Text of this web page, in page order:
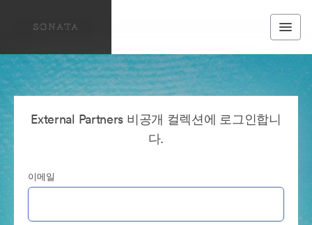
External Partners 비공개 컬렉션에 로그인합니
다.
이메일